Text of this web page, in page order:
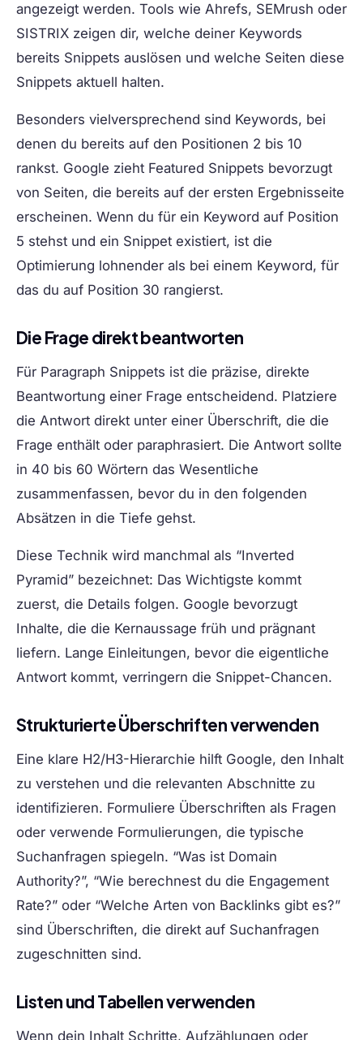
angezeigt werden. Tools wie Ahrefs, SEMrush oder
SISTRIX zeigen dir, welche deiner Keywords
bereits Snippets auslösen und welche Seiten diese
Snippets aktuell halten.
Besonders vielversprechend sind Keywords, bei
denen du bereits auf den Positionen 2 bis 10
rankst. Google zieht Featured Snippets bevorzugt
von Seiten, die bereits auf der ersten Ergebnisseite
erscheinen. Wenn du für ein Keyword auf Position
5 stehst und ein Snippet existiert, ist die
Optimierung lohnender als bei einem Keyword, für
das du auf Position 30 rangierst.
Die Frage direkt beantworten
Für Paragraph Snippets ist die präzise, direkte
Beantwortung einer Frage entscheidend. Platziere
die Antwort direkt unter einer Überschrift, die die
Frage enthält oder paraphrasiert. Die Antwort sollte
in 40 bis 60 Wörtern das Wesentliche
zusammenfassen, bevor du in den folgenden
Absätzen in die Tiefe gehst.
Diese Technik wird manchmal als “Inverted
Pyramid” bezeichnet: Das Wichtigste kommt
zuerst, die Details folgen. Google bevorzugt
Inhalte, die die Kernaussage früh und prägnant
liefern. Lange Einleitungen, bevor die eigentliche
Antwort kommt, verringern die Snippet-Chancen.
Strukturierte Überschriften verwenden
Eine klare H2/H3-Hierarchie hilft Google, den Inhalt
zu verstehen und die relevanten Abschnitte zu
identifizieren. Formuliere Überschriften als Fragen
oder verwende Formulierungen, die typische
Suchanfragen spiegeln. “Was ist Domain
Authority?”, “Wie berechnest du die Engagement
Rate?” oder “Welche Arten von Backlinks gibt es?”
sind Überschriften, die direkt auf Suchanfragen
zugeschnitten sind.
Listen und Tabellen verwenden
Wenn dein Inhalt Schritte, Aufzählungen oder